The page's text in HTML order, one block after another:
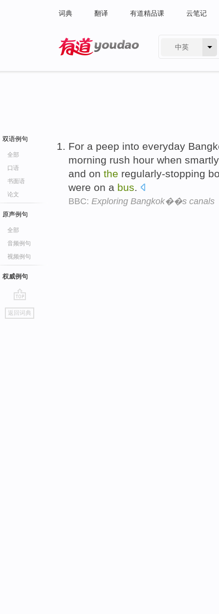
词典 翻译 有道精品课 云笔记
中英
双语例句
全部
口语
书面语
论文
原声例句
全部
音频例句
视频例句
权威例句
go
top
返回词典
For a peep into everyday
morning rush hour when
and on the regularly-stopping
were on a bus.
BBC: Exploring Bangkok��s canals